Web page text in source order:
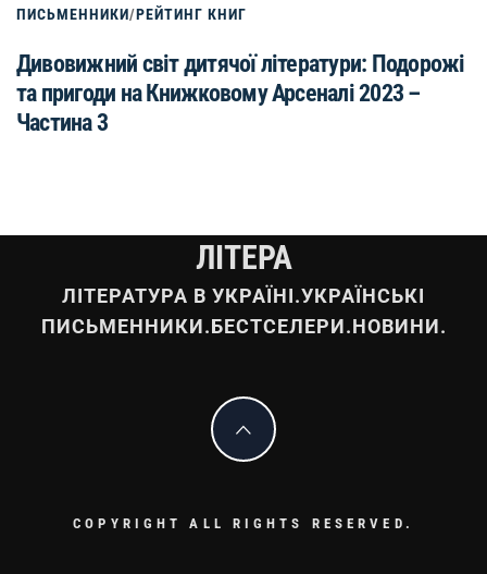
ПИСЬМЕННИКИ/РЕЙТИНГ КНИГ
Дивовижний світ дитячої літератури: Подорожі
та пригоди на Книжковому Арсеналі 2023 –
Частина 3
ЛІТЕРА
ЛІТЕРАТУРА В УКРАЇНІ.УКРАЇНСЬКІ
ПИСЬМЕННИКИ.БЕСТСЕЛЕРИ.НОВИНИ.
COPYRIGHT ALL RIGHTS RESERVED.